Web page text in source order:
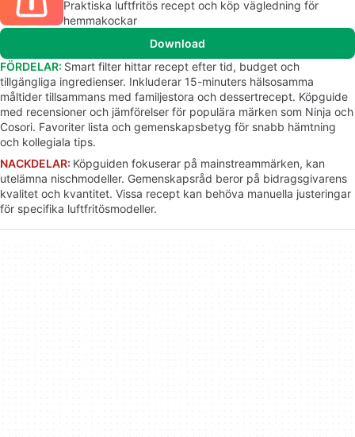
Praktiska luftfritös recept och köp vägledning för
hemmakockar
Download
FÖRDELAR: Smart filter hittar recept efter tid, budget och
tillgängliga ingredienser. Inkluderar 15-minuters hälsosamma
måltider tillsammans med familjestora och dessertrecept. Köpguide
med recensioner och jämförelser för populära märken som Ninja och
Cosori. Favoriter lista och gemenskapsbetyg för snabb hämtning
och kollegiala tips.
NACKDELAR: Köpguiden fokuserar på mainstreammärken, kan
utelämna nischmodeller. Gemenskapsråd beror på bidragsgivarens
kvalitet och kvantitet. Vissa recept kan behöva manuella justeringar
för specifika luftfritösmodeller.